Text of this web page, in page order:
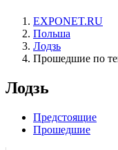
EXPONET.RU
Польша
Лодзь
Прошедшие по
Лодзь
Предстоящие
Прошедшие